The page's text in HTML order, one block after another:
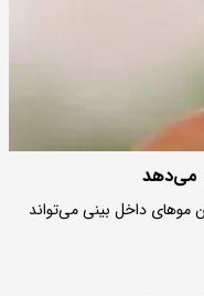
می‌دهد
داخل بینی می‌تواند